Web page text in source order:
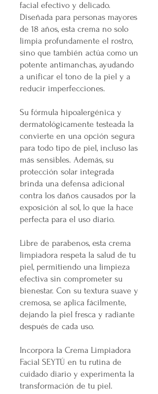
facial efectivo y delicado.
Diseñada para personas mayores
de 18 años, esta crema no solo
limpia profundamente el rostro,
sino que también actúa como un
potente antimanchas, ayudando
a unificar el tono de la piel y a
reducir imperfecciones.
Su fórmula hipoalergénica y
dermatológicamente testeada la
convierte en una opción segura
para todo tipo de piel, incluso las
más sensibles. Además, su
protección solar integrada
brinda una defensa adicional
contra los daños causados por la
exposición al sol, lo que la hace
perfecta para el uso diario.
Libre de parabenos, esta crema
limpiadora respeta la salud de tu
piel, permitiendo una limpieza
efectiva sin comprometer su
bienestar. Con su textura suave y
cremosa, se aplica fácilmente,
dejando la piel fresca y radiante
después de cada uso.
Incorpora la Crema Limpiadora
Facial SEYTÚ en tu rutina de
cuidado diario y experimenta la
transformación de tu piel.